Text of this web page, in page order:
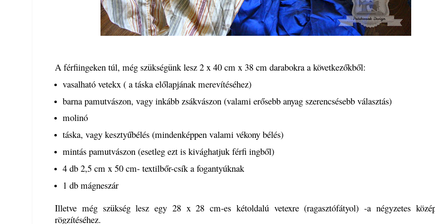
A férfiingeken túl, még szükségünk lesz 2 x 40 cm x 38 cm darabokra a következőkből:
vasalható vetekx ( a táska előlapjának merevítéséhez)
barna pamutvászon, vagy inkább zsákvászon (valami erősebb anyag szerencsésebb választás)
molinó
táska, vagy kesztyűbélés (mindenképpen valami vékony bélés)
mintás pamutvászon (esetleg ezt is kivághatjuk férfi ingből)
4 db 2,5 cm x 50 cm- textilbőr-csík a fogantyúknak
1 db mágneszár
Illetve még szükség lesz egy 28 x 28 cm-es kétoldalú vetexre (ragasztófátyol) -a négyzetes
rögzítéséhez.